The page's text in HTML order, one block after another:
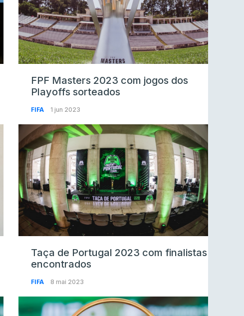
FPF Masters 2023 com jogos dos
Playoffs sorteados
FIFA 1 jun 2023
Taça de Portugal 2023 com finalistas
encontrados
FIFA 8 mai 2023